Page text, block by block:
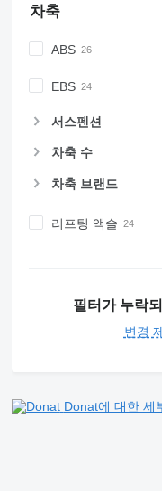
차축
ABS
EBS
서스펜션
차축 수
차축 브랜드
리프팅 액슬
필터가 누락
변경
Donat에 대한 세